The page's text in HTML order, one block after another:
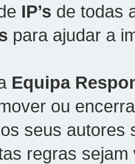
IP’s de todas
para ajudar a
Equipa
ou
seus
regras sejam